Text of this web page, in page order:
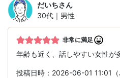
だいちさん
30代｜男性
非常に満足
年齢も近く、話しやすい女性が
投稿日時：2026-06-01 11:01